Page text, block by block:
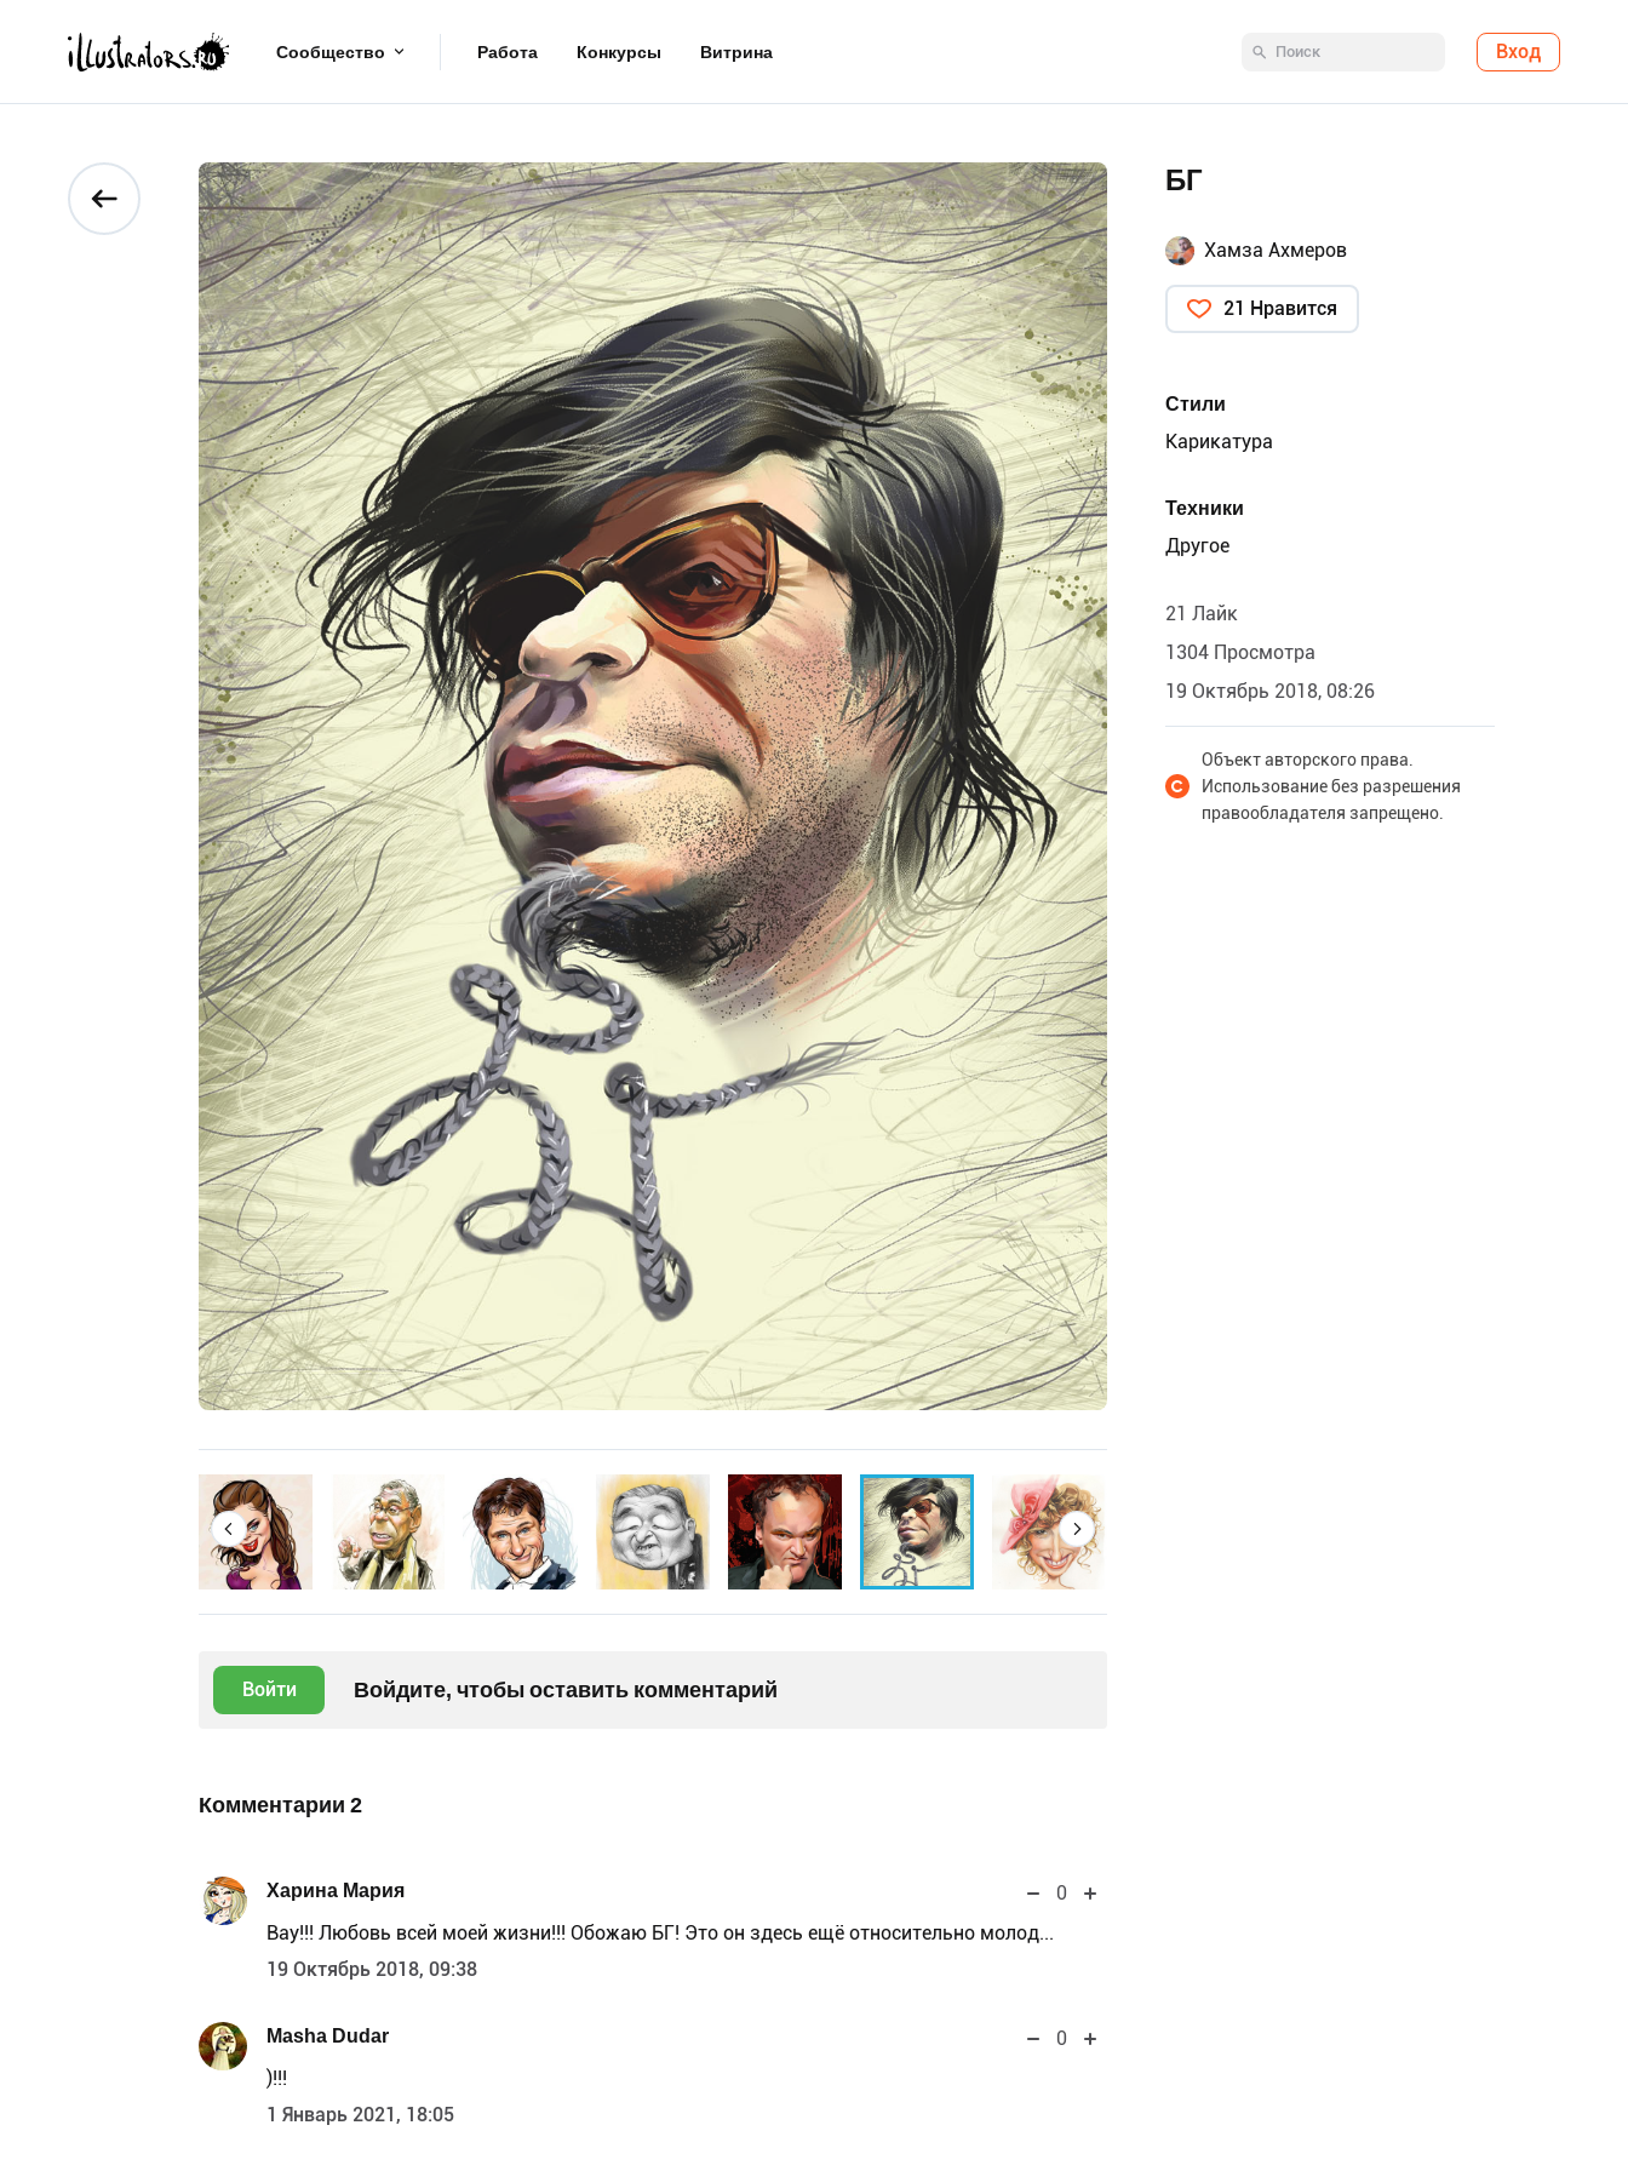
Сообщество Работа Конкурсы Витрина Вход
Войти Войдите, чтобы оставить комментарий
Комментарии 2
Харина Мария
0
Вау!!! Любовь всей моей жизни!!! Обожаю БГ! Это он здесь ещё относительно молод...
19 Октябрь 2018, 09:38
Masha Dudar
0
)!!!
1 Январь 2021, 18:05
БГ
Хамза Ахмеров
21 Нравится
Стили
Карикатура
Техники
Другое
21 Лайк
1304 Просмотра
19 Октябрь 2018, 08:26
Объект авторского права.
Использование без разрешения
правообладателя запрещено.